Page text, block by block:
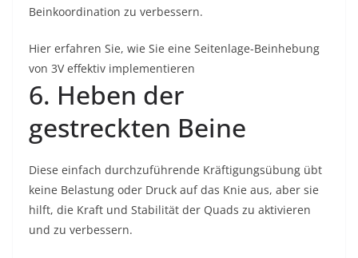
Beinkoordination zu verbessern.
Hier erfahren Sie, wie Sie eine Seitenlage-Beinhebung
von 3V effektiv implementieren
6. Heben der
gestreckten Beine
Diese einfach durchzuführende Kräftigungsübung übt
keine Belastung oder Druck auf das Knie aus, aber sie
hilft, die Kraft und Stabilität der Quads zu aktivieren
und zu verbessern.